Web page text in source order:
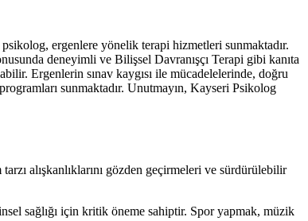
ergenlere yönelik terapi hizmetleri sunmaktadır.
deneyimli ve Bilişsel Davranışçı Terapi gibi kanıta
Ergenlerin sınav kaygısı ile mücadelelerinde, doğru
sunmaktadır. Unutmayın, Kayseri Psikolog
alışkanlıklarını gözden geçirmeleri ve sürdürülebilir
sağlığı için kritik öneme sahiptir. Spor yapmak, müzik